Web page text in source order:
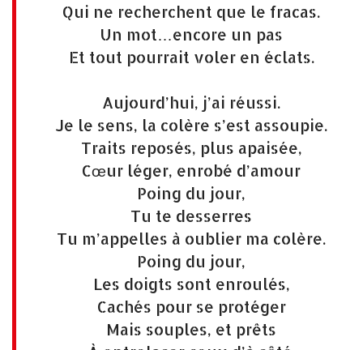
Qui ne recherchent que le fracas.
Un mot…encore un pas
Et tout pourrait voler en éclats.
Aujourd’hui, j’ai réussi.
Je le sens, la colère s’est assoupie.
Traits reposés, plus apaisée,
Cœur léger, enrobé d’amour
Poing du jour,
Tu te desserres
Tu m’appelles à oublier ma colère.
Poing du jour,
Les doigts sont enroulés,
Cachés pour se protéger
Mais souples, et prêts